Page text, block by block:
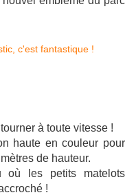
à toute vitesse !
haute en couleur pour
de hauteur.
où les petits matelots
!